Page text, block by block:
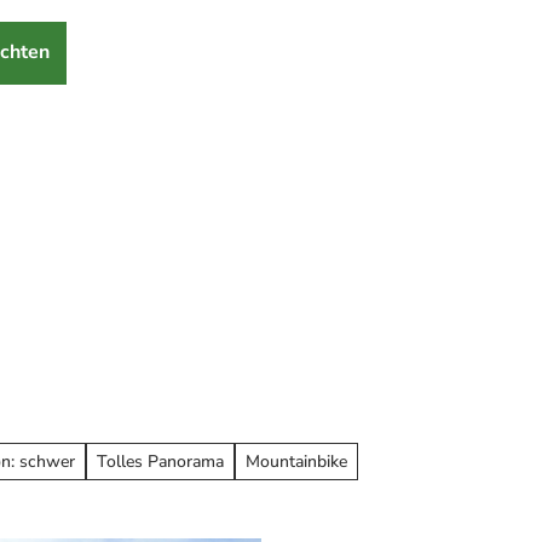
schwer Tolles Panorama Mountainbike